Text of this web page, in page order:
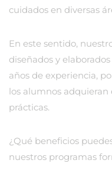
cuidados en diversas
En este sentido,
diseñados y
años de experiencia,
los alumnos adquieran
prácticas.
¿Qué beneficios
nuestros programas